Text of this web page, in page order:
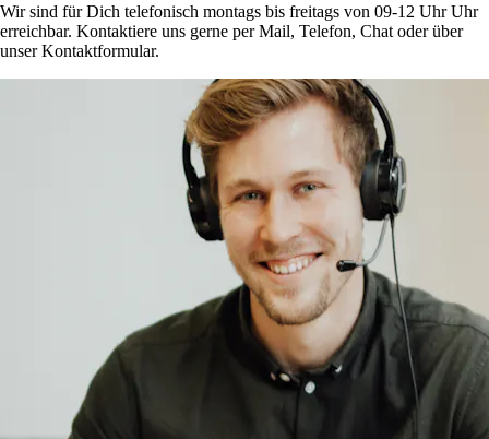
Wir sind für Dich telefonisch montags bis freitags von 09-12 Uhr Uhr
erreichbar. Kontaktiere uns gerne per Mail, Telefon, Chat oder über
unser Kontaktformular.